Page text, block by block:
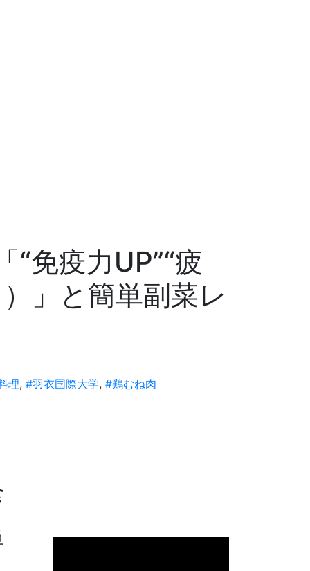
“免疫力UP”“疲
」と簡単副菜レ
理, #羽衣国際大学, #鶏むね肉